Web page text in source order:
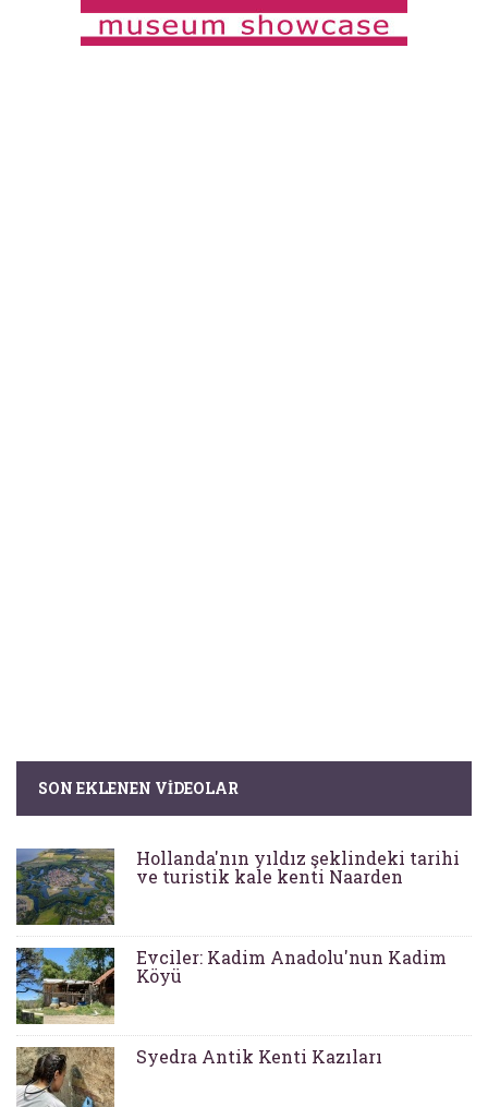
SON EKLENEN VIDEOLAR
Hollanda'nın yıldız şeklindeki tarihi
ve turistik kale kenti Naarden
Evciler: Kadim Anadolu'nun Kadim
Köyü
Syedra Antik Kenti Kazıları